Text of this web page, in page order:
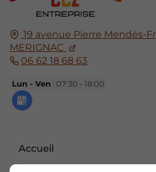
19 avenue Pierre Mendès-
MERIGNAC
06 62 18 68 63
Lun - Ven : 07:30 - 18:00
Accueil
Contactez-nous